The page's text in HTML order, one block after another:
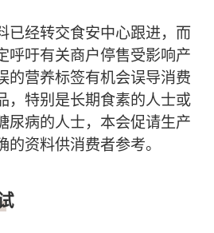
已经转交食安中心跟进，而
呼吁有关商户停售受影响产
的营养标签有机会误导消费
，特别是长期食素的人士或
尿病的人士，本会促请生产
资料供消费者参考。